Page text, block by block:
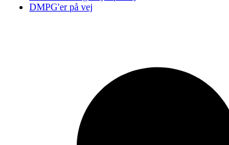
DMPG'er på vej